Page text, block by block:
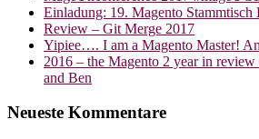
Einladung: 19. Magento Stammtisch
Review – Git Merge 2017
Yipiee…. I am a Magento Master!
2016 – the Magento 2 year in
and Ben
Neueste Kommentare